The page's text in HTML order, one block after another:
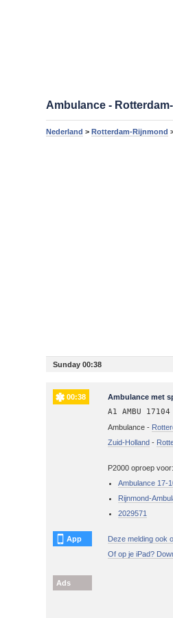
Ambulance -
Nederland >Rotterdam-Rijnmond
Sunday 00:38
00:38 Ambulance met
A1 AMBU
Ambulance -
Zuid-Holland -
P2000 oproep voor:
Ambulance 17-
Rijnmond-
2029571
App
Deze melding ook
Of op je iPad?
Ads